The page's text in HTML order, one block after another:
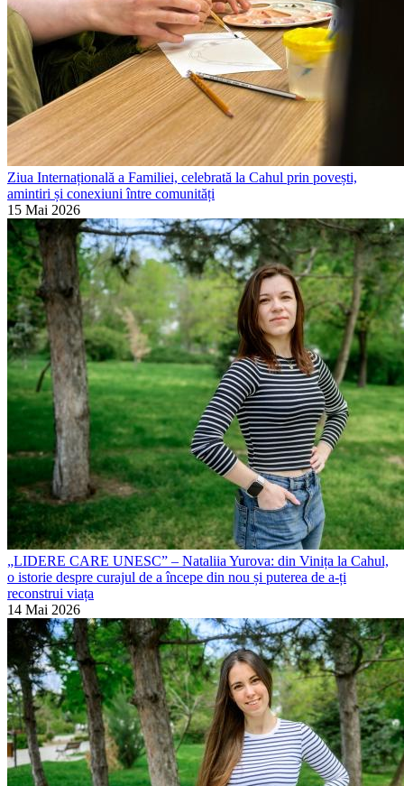
Ziua Internațională a Familiei, celebrată la Cahul prin povești,
amintiri și conexiuni între comunități
15 Mai 2026
„LIDERE CARE UNESC” – Nataliia Yurova: din Vinița la Cahul,
o istorie despre curajul de a începe din nou și puterea de a-ți
reconstrui viața
14 Mai 2026